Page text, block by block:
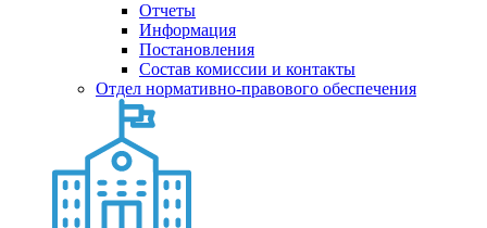
Отчеты
Информация
Постановления
Состав комиссии и контакты
Отдел нормативно-правового обеспечения